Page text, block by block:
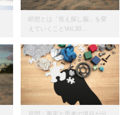
瞑想とは「答え探し脳」を変
えていくことVol.30…